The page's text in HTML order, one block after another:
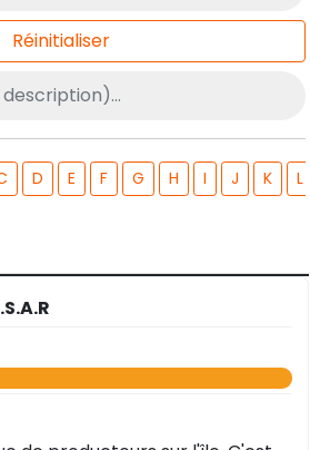
Réinitialiser
D E F G H I J K L